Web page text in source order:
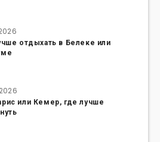
отдыхать в Белеке или
или Кемер, где лучше